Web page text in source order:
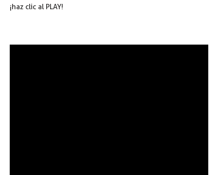
¡haz clic al PLAY!